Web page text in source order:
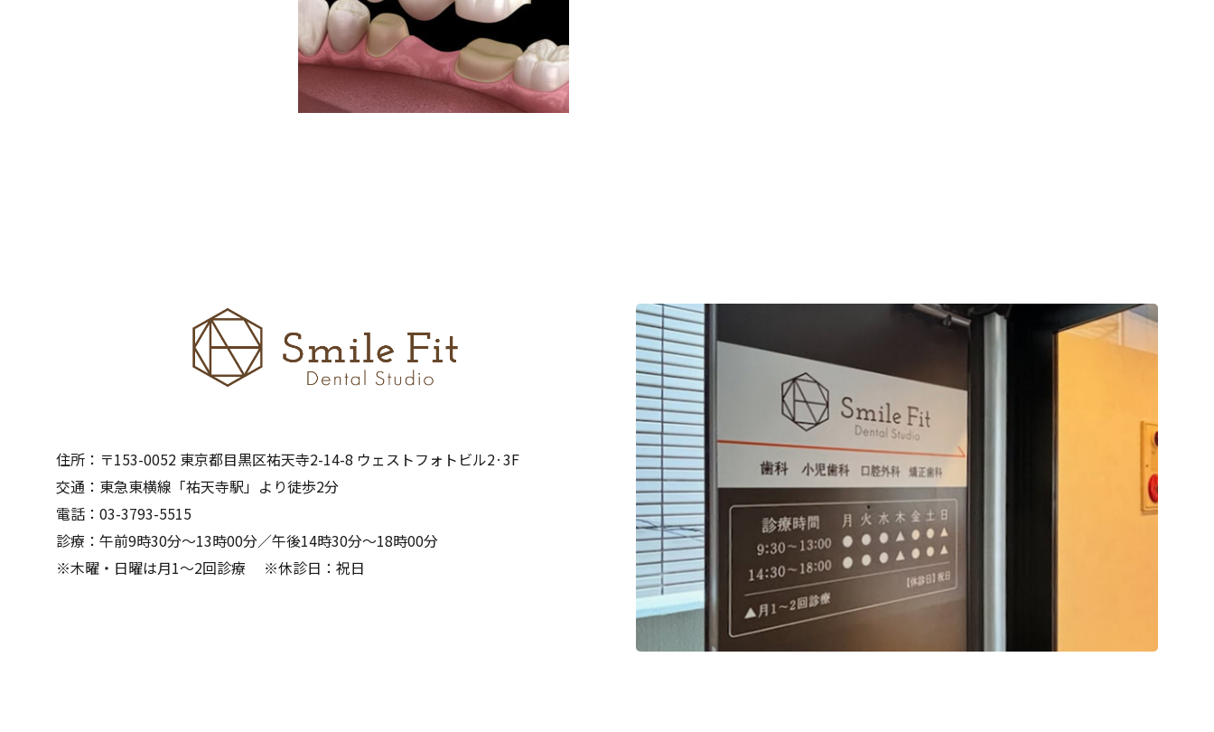
住所：〒153-0052 東京都目黒区祐天寺2-14-8 ウェストフォトビル2·3F
交通：東急東横線「祐天寺駅」より徒歩2分
電話：03-3793-5515
診療：午前9時30分～13時00分／午後14時30分～18時00分
※木曜・日曜は月1～2回診療 ※休診日：祝日